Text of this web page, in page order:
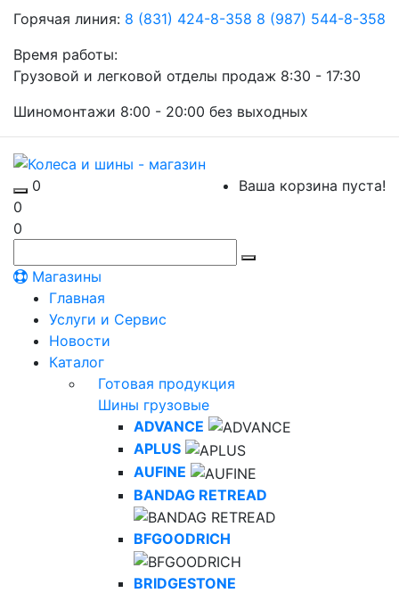
Горячая линия: 8 (831) 424-8-358 8 (987) 544-8-358
Время работы:
Грузовой и легковой отделы продаж 8:30 - 17:30
Шиномонтажи 8:00 - 20:00 без выходных
0
Ваша корзина пуста!
0
0
Магазины
Главная
Услуги и Сервис
Новости
Каталог
Готовая продукция
Шины грузовые
ADVANCE
APLUS
AUFINE
BANDAG RETREAD
BFGOODRICH
BRIDGESTONE